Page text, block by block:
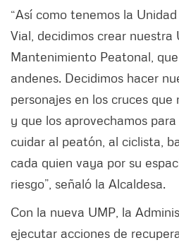
“Así como tenemos la
Vial, decidimos crear nuestra
Mantenimiento Peatonal,
andenes. Decidimos hacer
personajes en los cruces que
y que los aprovechamos
cuidar al peatón, al ciclista,
cada quien vaya por su
riesgo”, señaló la Alcaldesa.
Con la nueva UMP, la
ejecutar acciones de